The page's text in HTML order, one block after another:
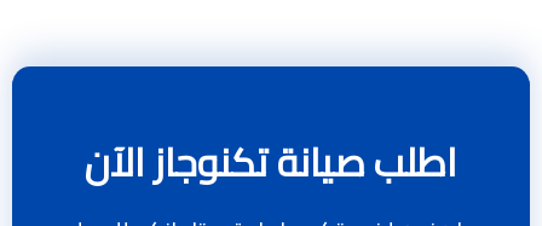
اطلب صيانة تكنوجاز الآن